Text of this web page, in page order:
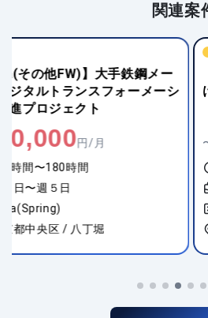
関連案
【Java(Spring)】通信サービ
けWebシステム開発・保守対応
〜700,000
140時間〜180時間
週５日〜週５日
Java(Spring)
東京都品川区 / 品川シーサイド